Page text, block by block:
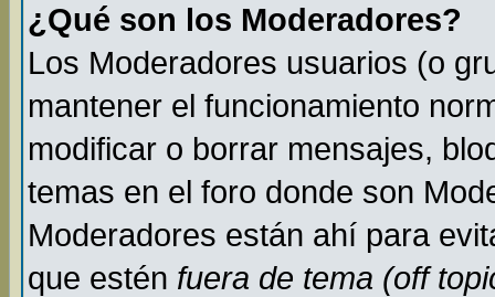
¿Qué son los Moderadores?
Los Moderadores usuarios (o
mantener el funcionamiento
modificar o borrar mensajes,
temas en el foro donde son
Moderadores están ahí para
que estén fuera de tema (off